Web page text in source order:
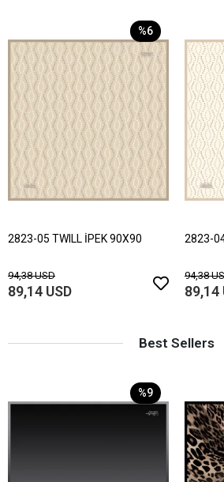
%6
2823-05 TWILL İPEK 90X90
94,38 USD
89,14 USD
2823-
94,38
89,14
Best Sellers
%9